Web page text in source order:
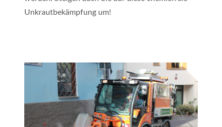
Unkrautbekämpfung um!